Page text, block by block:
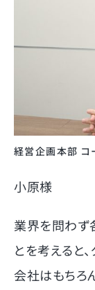
経営企画本部 コ
小原様
業界を問わず
とを考えると
会社はもちろ